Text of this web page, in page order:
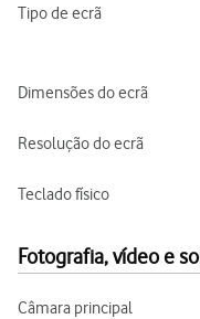
Tipo de ecrã
Dimensões do ecrã
Resolução do ecrã
Teclado físico
Fotografia, vídeo e
Câmara principal